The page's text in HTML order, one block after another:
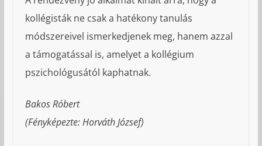
kollégisták ne csak a hatékony tanulás
módszereivel ismerkedjenek meg, hanem azzal
a támogatással is, amelyet a kollégium
pszichológusától kaphatnak.
Bakos Róbert
(Fényképezte: Horváth József)